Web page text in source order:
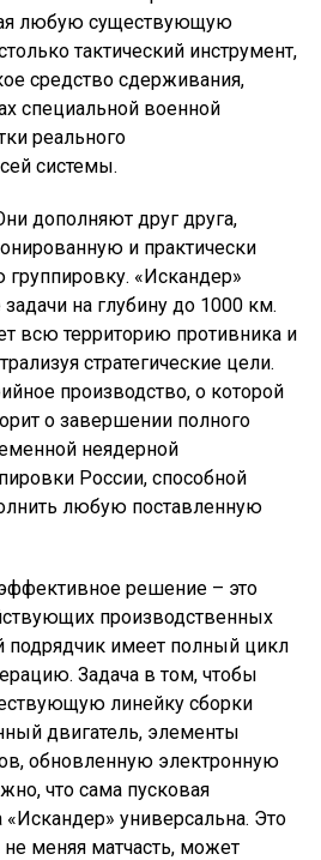
любую существующую
тактический инструмент,
средство сдерживания,
специальной военной
реального
системы.
дополняют друг друга,
и практически
«Искандер»
на глубину до 1000 км.
всю территорию противника и
стратегические цели.
производство, о которой
о завершении полного
неядерной
России, способной
любую поставленную
решение – это
производственных
подрядчик имеет полный цикл
Задача в том, чтобы
линейку сборки
двигатель, элементы
обновленную электронную
что сама пусковая
универсальна. Это
не меняя матчасть, может